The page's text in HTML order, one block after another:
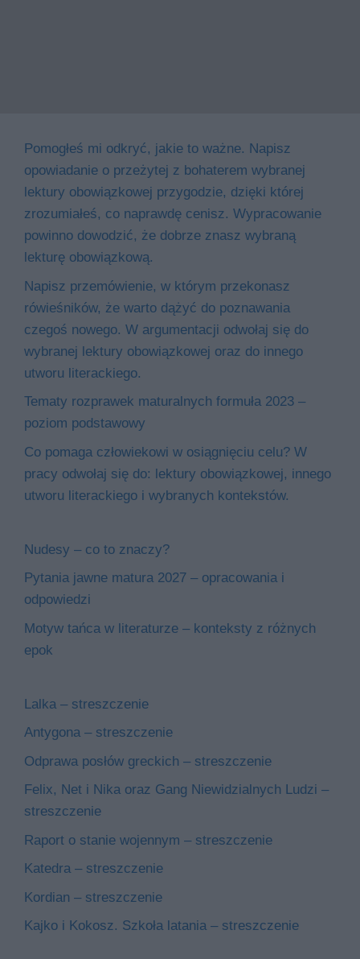
Pomogłeś mi odkryć, jakie to ważne. Napisz
opowiadanie o przeżytej z bohaterem wybranej
lektury obowiązkowej przygodzie, dzięki której
zrozumiałeś, co naprawdę cenisz. Wypracowanie
powinno dowodzić, że dobrze znasz wybraną
lekturę obowiązkową.
Napisz przemówienie, w którym przekonasz
rówieśników, że warto dążyć do poznawania
czegoś nowego. W argumentacji odwołaj się do
wybranej lektury obowiązkowej oraz do innego
utworu literackiego.
Tematy rozprawek maturalnych formuła 2023 –
poziom podstawowy
Co pomaga człowiekowi w osiągnięciu celu? W
pracy odwołaj się do: lektury obowiązkowej, innego
utworu literackiego i wybranych kontekstów.
Nudesy – co to znaczy?
Pytania jawne matura 2027 – opracowania i
odpowiedzi
Motyw tańca w literaturze – konteksty z różnych
epok
Lalka – streszczenie
Antygona – streszczenie
Odprawa posłów greckich – streszczenie
Felix, Net i Nika oraz Gang Niewidzialnych Ludzi –
streszczenie
Raport o stanie wojennym – streszczenie
Katedra – streszczenie
Kordian – streszczenie
Kajko i Kokosz. Szkoła latania – streszczenie